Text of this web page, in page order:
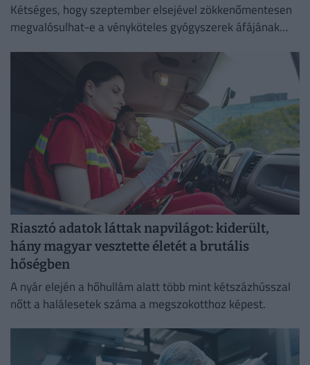
Kétséges, hogy szeptember elsejével zökkenőmentesen
megvalósulhat-e a vényköteles gyógyszerek áfájának
Riasztó adatok láttak napvilágot: kiderült,
hány magyar vesztette életét a brutális
hőségben
A nyár elején a hőhullám alatt több mint kétszázhússzal
nőtt a halálesetek száma a megszokotthoz képest.